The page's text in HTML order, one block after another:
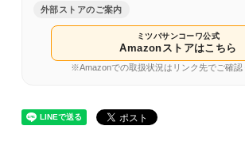
外部ストアのご案内
ミツバサンコーワ公式
Amazonストアはこちら
※Amazonでの取扱状況はリンク先でご確認